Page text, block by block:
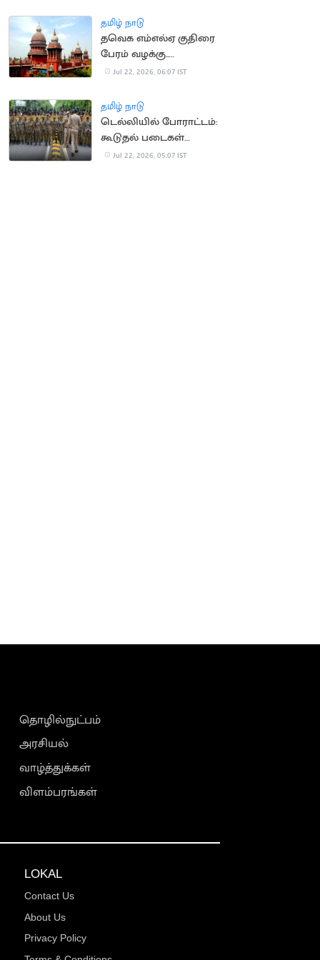
தமிழ் நாடு
தவெக எம்எல்ஏ குதிரை
பேரம் வழக்கு..
காவல்துறைக்கு
Jul 22, 2026, 06:07 IST
தமிழ் நாடு
டெல்லியில் போராட்டம்:
கூடுதல் படைகள்
வரவழைப்பு
Jul 22, 2026, 05:07 IST
தொழில்நுட்பம்
அரசியல்
வாழ்த்துக்கள்
விளம்பரங்கள்
LOKAL
Contact Us
About Us
Privacy Policy